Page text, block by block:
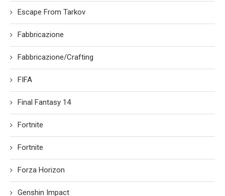
Escape From Tarkov
Fabbricazione
Fabbricazione/Crafting
FIFA
Final Fantasy 14
Fortnite
Fortnite
Forza Horizon
Genshin Impact